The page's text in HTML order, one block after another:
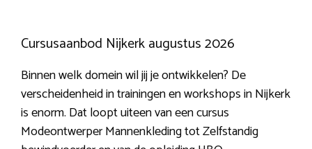
Cursusaanbod Nijkerk augustus 2026
Binnen welk domein wil jij je ontwikkelen? De
verscheidenheid in trainingen en workshops in Nijkerk
is enorm. Dat loopt uiteen van een cursus
Modeontwerper Mannenkleding tot Zelfstandig